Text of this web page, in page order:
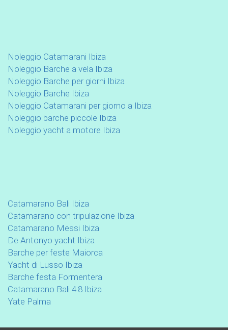
Noleggio Catamarani Ibiza
Noleggio Barche a vela Ibiza
Noleggio Barche per giorni Ibiza
Noleggio Barche Ibiza
Noleggio Catamarani per giorno a Ibiza
Noleggio barche piccole Ibiza
Noleggio yacht a motore Ibiza
Catamarano Bali Ibiza
Catamarano con tripulazione Ibiza
Catamarano Messi Ibiza
De Antonyo yacht Ibiza
Barche per feste Maiorca
Yacht di Lusso Ibiza
Barche festa Formentera
Catamarano Bali 4.8 Ibiza
Yate Palma